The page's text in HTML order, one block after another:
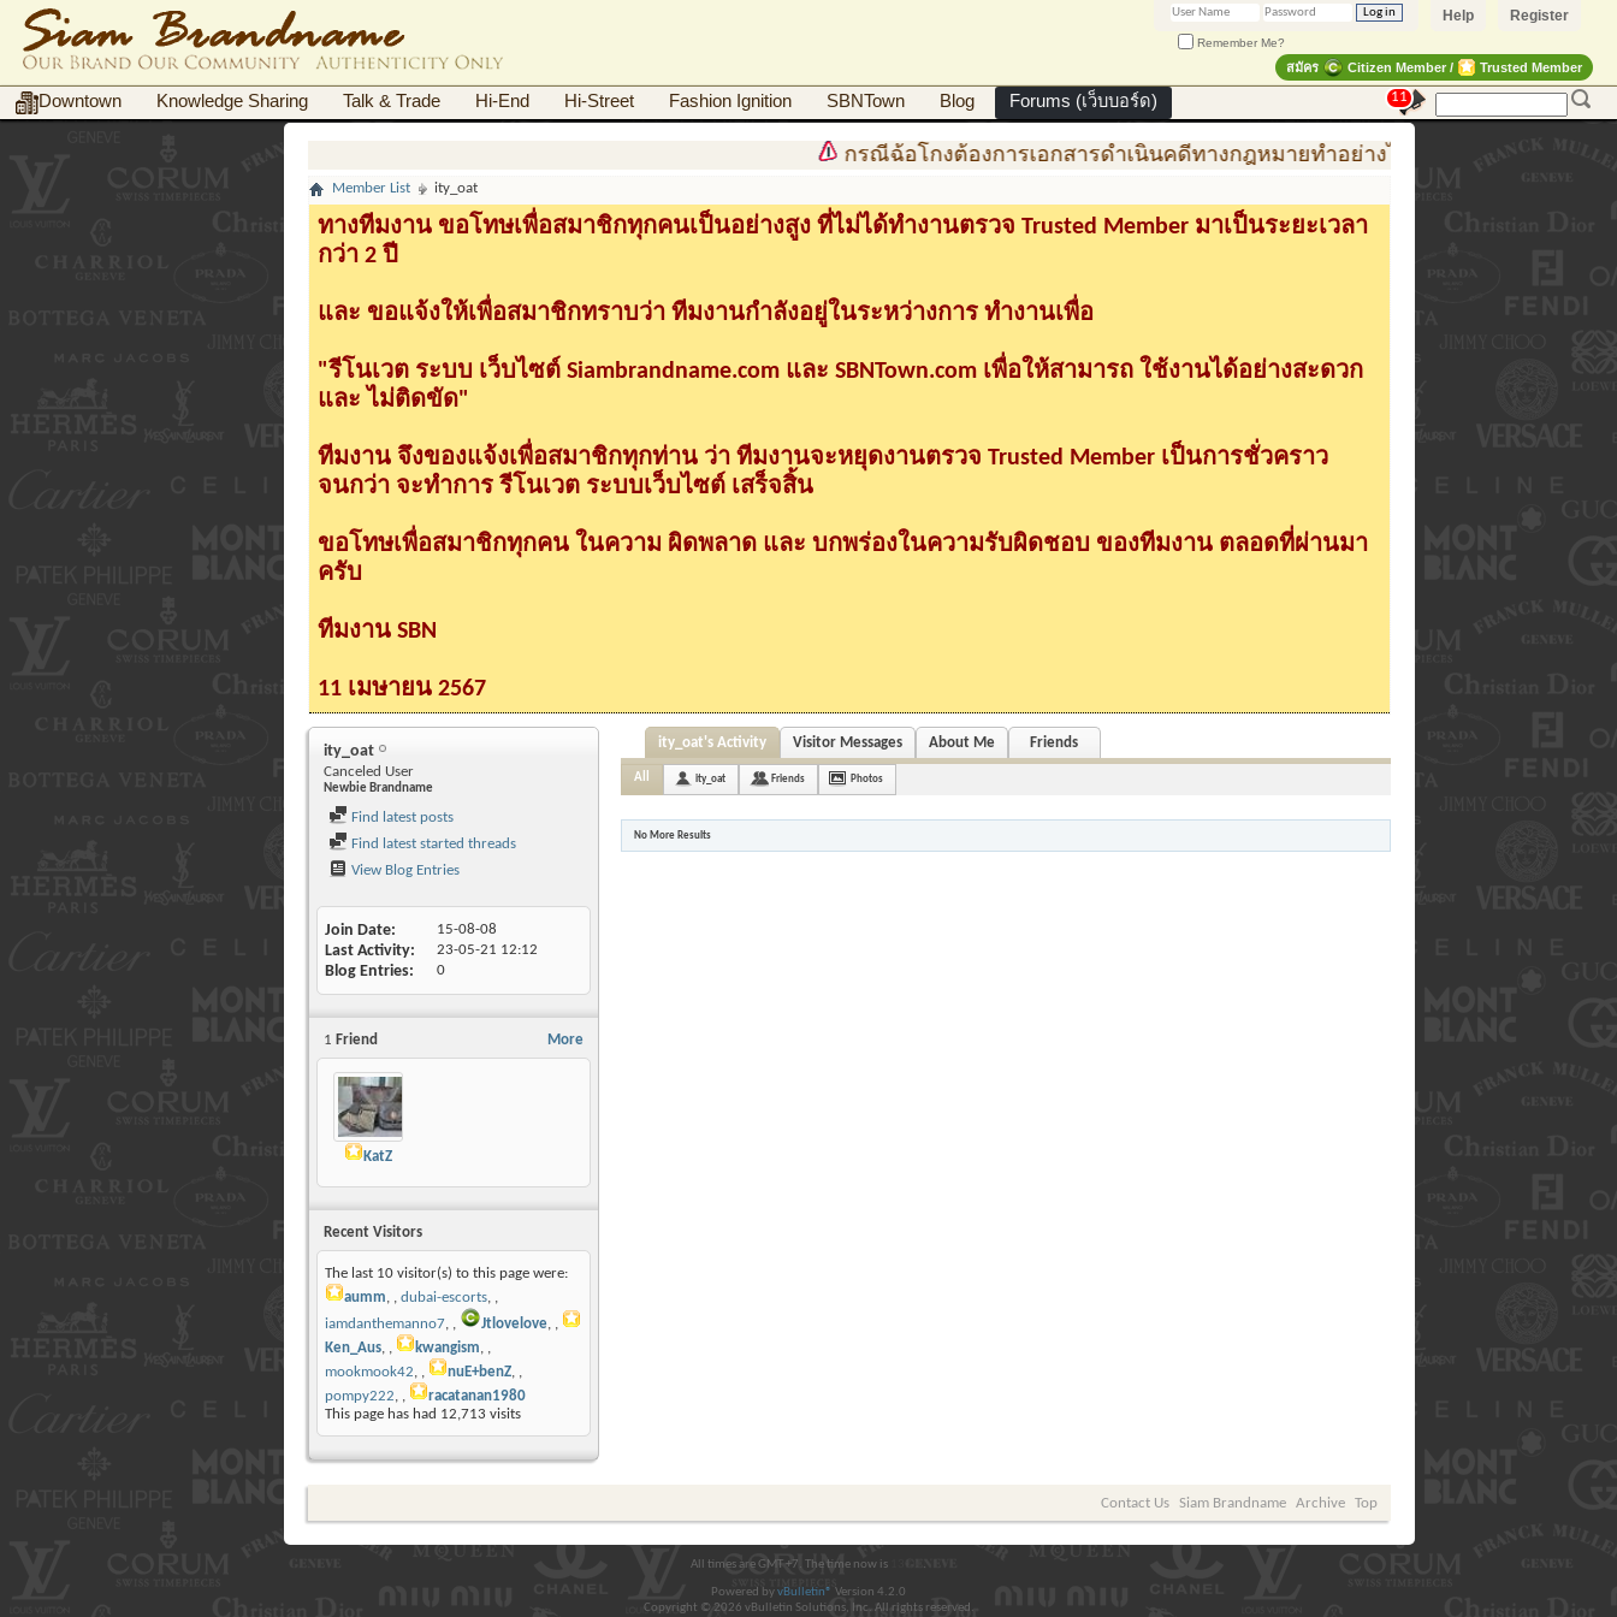
Register
Help
Remember Me?
สมัคร Citizen Member / Trusted Member
Downtown Knowledge Sharing Talk & Trade Hi-End Hi-Street Fashion Ignition SBNTown Blog Forums (เว็บบอร์ด) 11
กรณีฉ้อโกงต้องการเอกสารดำเนินคดีทางกฎหมายทำอย่างไร
Member List ity_oat
ทางทีมงาน ขอโทษเพื่อสมาชิกทุกคนเป็นอย่างสูง ที่ไม่ได้ทำงานตรวจ Trusted Member มาเป็นระยะเวลา
กว่า 2 ปี
และ ขอแจ้งให้เพื่อสมาชิกทราบว่า ทีมงานกำลังอยู่ในระหว่างการ ทำงานเพื่อ
"รีโนเวต ระบบ เว็บไซต์ Siambrandname.com และ SBNTown.com เพื่อให้สามารถ ใช้งานได้อย่างสะดวก
และ ไม่ติดขัด"
ทีมงาน จึงของแจ้งเพื่อสมาชิกทุกท่าน ว่า ทีมงานจะหยุดงานตรวจ Trusted Member เป็นการชั่วคราว
จนกว่า จะทำการ รีโนเวต ระบบเว็บไซต์ เสร็จสิ้น
ขอโทษเพื่อสมาชิกทุกคน ในความ ผิดพลาด และ บกพร่องในความรับผิดชอบ ของทีมงาน ตลอดที่ผ่านมา
ครับ
ทีมงาน SBN
11 เมษายน 2567
ity_oat
Canceled User
Newbie Brandname
Find latest posts
Find latest started threads
View Blog Entries
Join Date 15-08-08
Last Activity 23-05-21 12:12
Blog Entries 0
More
1 Friend
KatZ
Recent Visitors
The last 10 visitor(s) to this page were:
aumm, dubai-escorts,
iamdanthemanno7, Jtlovelove,
Ken_Aus, kwangism,
mookmook42, nuE+benZ,
pompy222,
racatanan1980
This page has had 12,713 visits
ity_oat's Activity Visitor Messages About Me Friends
All ity_oat Friends Photos
No More Results
Contact Us Siam Brandname Archive Top
All times are GMT +7. The time now is .
Powered byvBulletin® Version 4.2.0
Copyright © 2026 vBulletin Solutions, Inc. All rights reserved.